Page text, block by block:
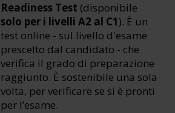
Readiness Test (disponibile
solo per i livelli A2 al C1). È un
test online - sul livello d'esame
prescelto dal candidato - che
verifica il grado di preparazione
raggiunto. È sostenibile una sola
volta, per verificare se si è pronti
per l’esame.